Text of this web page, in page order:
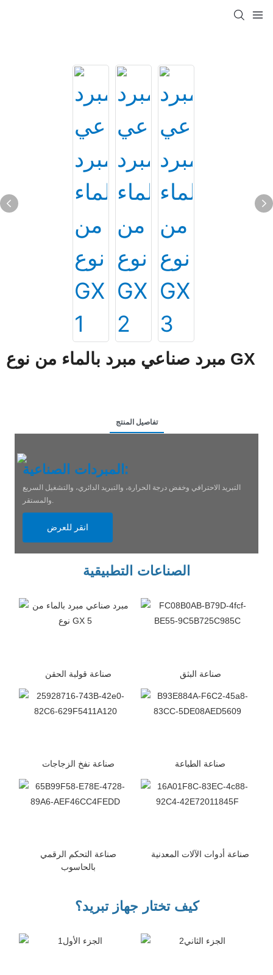
مبرد صناعي مبرد بالماء من نوع GX
تفاصيل المنتج
المبردات الصناعية:
التبريد الاحترافي وخفض درجة الحرارة، والتبريد الدائري، والتشغيل السريع
والمستقر.
انقر للعرض
الصناعات التطبيقية
صناعة قولبة الحقن صناعة البثق
صناعة نفخ الزجاجات صناعة الطباعة
صناعة التحكم الرقمي
بالحاسوب
صناعة أدوات الآلات المعدنية
كيف تختار جهاز تبريد؟